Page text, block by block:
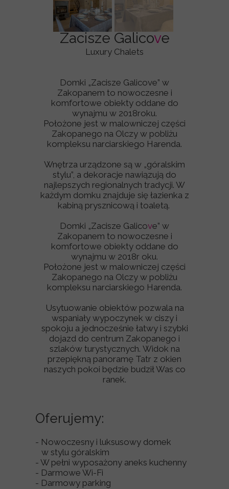
Zacisze Galicove
Luxury Chalets
Domki „Zacisze Galicove” w
Zakopanem to nowoczesne i
komfortowe obiekty oddane do
wynajmu w 2018roku.
Położone jest w malowniczej części
Zakopanego na Olczy w pobliżu
kompleksu narciarskiego Harenda.
Wnętrza urządzone są w „góralskim
stylu”, a dekoracje nawiązują do
najlepszych regionalnych tradycji. W
każdym domku znajduje się łazienka z
kabiną prysznicową i toaletą.
Domki „Zacisze Galicove” w
Zakopanem to nowoczesne i
komfortowe obiekty oddane do
wynajmu w 2018r oku.
Położone jest w malowniczej części
Zakopanego na Olczy w pobliżu
kompleksu narciarskiego Harenda.
Usytuowanie obiektów pozwala na
wspaniały wypoczynek w ciszy i
spokoju a jednocześnie łatwy i szybki
dojazd do centrum Zakopanego i
szlaków turystycznych. Widok na
przepiękną panoramę Tatr z okien
naszych pokoi będzie budził Was co
ranek.
Oferujemy:
- Nowoczesny i luksusowy domek
w stylu góralskim
- W pełni wyposażony aneks kuchenny
- Darmowe Wi-Fi
- Darmowy parking